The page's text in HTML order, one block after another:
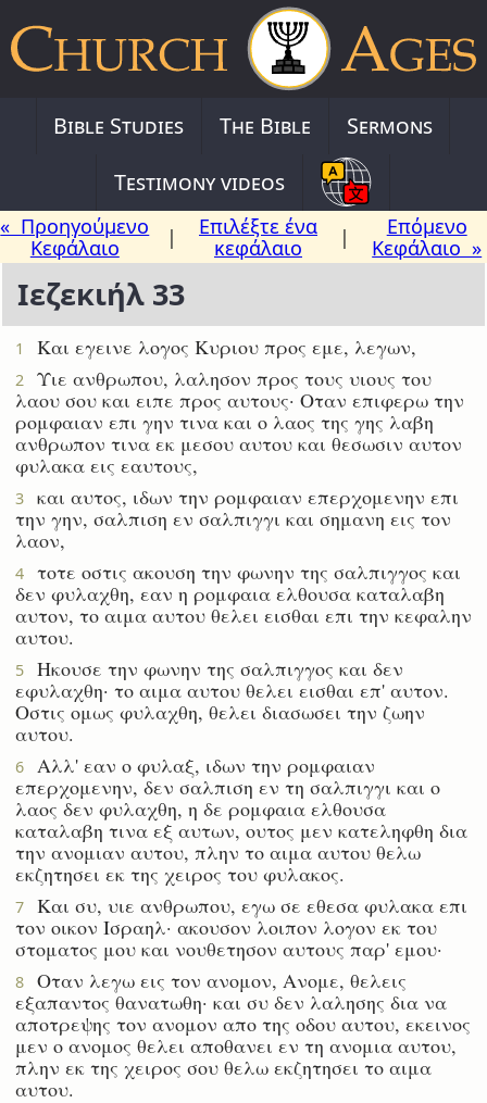
Bible Studies The Bible
Sermons
Testimony videos
« Προηγούμενο
Κεφάλαιο
|
Επιλέξτε ένα
κεφάλαιο
|
Επόμενο
Κεφάλαιο »
Ιεζεκιήλ 33
1 Και εγεινε λογος Κυριου προς εμε, λεγων,
2
Υιε ανθρωπου, λαλησον προς τους υιους του
λαου σου και ειπε προς αυτους· Οταν επιφερω την
ρομφαιαν επι γην τινα και ο λαος της γης λαβη
ανθρωπον τινα εκ μεσου αυτου και θεσωσιν αυτον
φυλακα εις εαυτους,
3
και αυτος, ιδων την ρομφαιαν επερχομενην επι
την γην, σαλπιση εν σαλπιγγι και σημανη εις τον
λαον,
4
τοτε οστις ακουση την φωνην της σαλπιγγος και
δεν φυλαχθη, εαν η ρομφαια ελθουσα καταλαβη
αυτον, το αιμα αυτου θελει εισθαι επι την κεφαλην
αυτου.
5
Ηκουσε την φωνην της σαλπιγγος και δεν
εφυλαχθη· το αιμα αυτου θελει εισθαι επ' αυτον.
Οστις ομως φυλαχθη, θελει διασωσει την ζωην
αυτου.
6
Αλλ' εαν ο φυλαξ, ιδων την ρομφαιαν
επερχομενην, δεν σαλπιση εν τη σαλπιγγι και ο
λαος δεν φυλαχθη, η δε ρομφαια ελθουσα
καταλαβη τινα εξ αυτων, ουτος μεν κατεληφθη δια
την ανομιαν αυτου, πλην το αιμα αυτου θελω
εκζητησει εκ της χειρος του φυλακος.
7
Και συ, υιε ανθρωπου, εγω σε εθεσα φυλακα επι
τον οικον Ισραηλ· ακουσον λοιπον λογον εκ του
στοματος μου και νουθετησον αυτους παρ' εμου·
8
Οταν λεγω εις τον ανομον, Ανομε, θελεις
εξαπαντος θανατωθη· και συ δεν λαλησης δια να
αποτρεψης τον ανομον απο της οδου αυτου, εκεινος
μεν ο ανομος θελει αποθανει εν τη ανομια αυτου,
πλην εκ της χειρος σου θελω εκζητησει το αιμα
αυτου.